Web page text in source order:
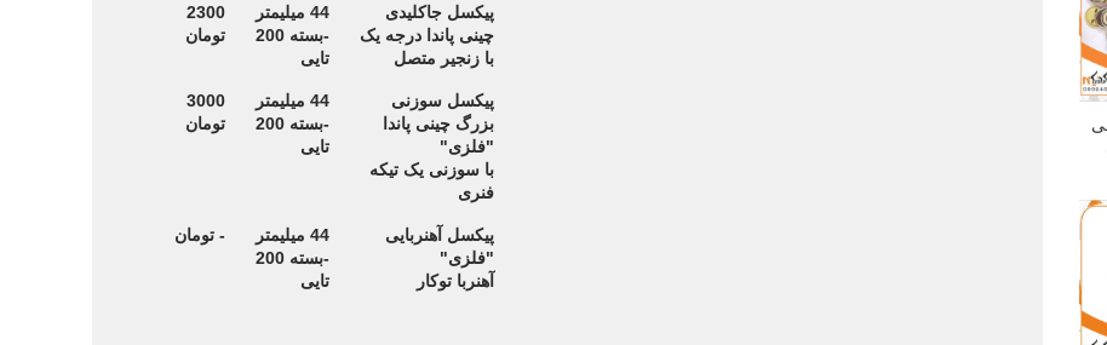
پیکسل جاکلیدی
چینی پاندا درجه یک
با زنجیر متصل
44 میلیمتر
-بسته 200
تایی
2300
تومان
پیکسل سوزنی
بزرگ چینی پاندا
"فلزی"
با سوزنی یک تیکه
فنری
44 میلیمتر
-بسته 200
تایی
3000
تومان
پیکسل آهنربایی
"فلزی"
آهنربا توکار
44 میلیمتر
-بسته 200
تایی
- تومان